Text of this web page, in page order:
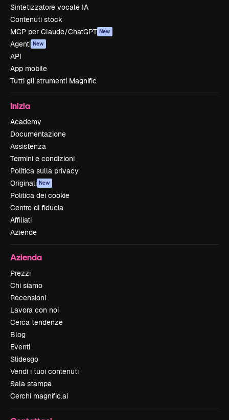
Sintetizzatore vocale IA
Contenuti stock
MCP per Claude/ChatGPT New
Agenti New
API
App mobile
Tutti gli strumenti Magnific
Inizia
Academy
Documentazione
Assistenza
Termini e condizioni
Politica sulla privacy
Originali New
Politica dei cookie
Centro di fiducia
Affiliati
Aziende
Azienda
Prezzi
Chi siamo
Recensioni
Lavora con noi
Cerca tendenze
Blog
Eventi
Slidesgo
Vendi i tuoi contenuti
Sala stampa
Cerchi magnific.ai